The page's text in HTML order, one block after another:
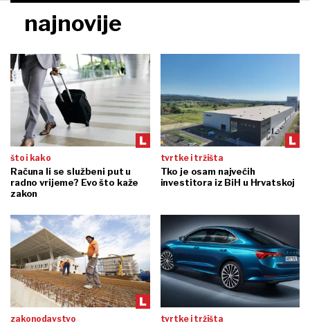
najnovije
što i kako
Računa li se službeni put u
radno vrijeme? Evo što kaže
zakon
tvrtke i tržišta
Tko je osam najvećih
investitora iz BiH u Hrvatskoj
zakonodavstvo tvrtke i tržišta